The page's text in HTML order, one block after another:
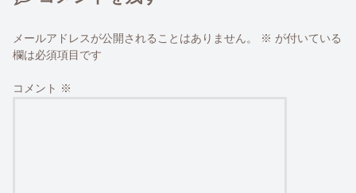
メールアドレスが公開されることはありません。 ※ が付いている
欄は必須項目です
コメント ※